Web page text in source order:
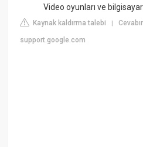
Video oyunları ve bilgisayar
Kaynak kaldırma talebi |
support.google.com